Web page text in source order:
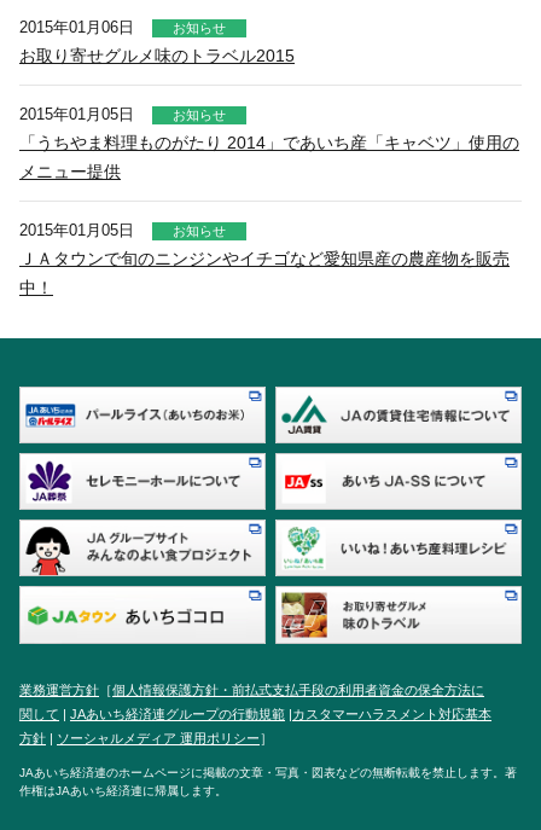
2015年01月06日 お知らせ
お取り寄せグルメ味のトラベル2015
2015年01月05日 お知らせ
「うちやま料理ものがたり 2014」であいち産「キャベツ」使用の
メニュー提供
2015年01月05日 お知らせ
ＪＡタウンで旬のニンジンやイチゴなど愛知県産の農産物を販売
中！
業務運営方針 ［個人情報保護方針・前払式支払手段の利用者資金の保全方法に
関して | JAあいち経済連グループの行動規範 |カスタマーハラスメント対応基本
方針 | ソーシャルメディア 運用ポリシー］
JAあいち経済連のホームページに掲載の文章・写真・図表などの無断転載を禁止します。著
作権はJAあいち経済連に帰属します。